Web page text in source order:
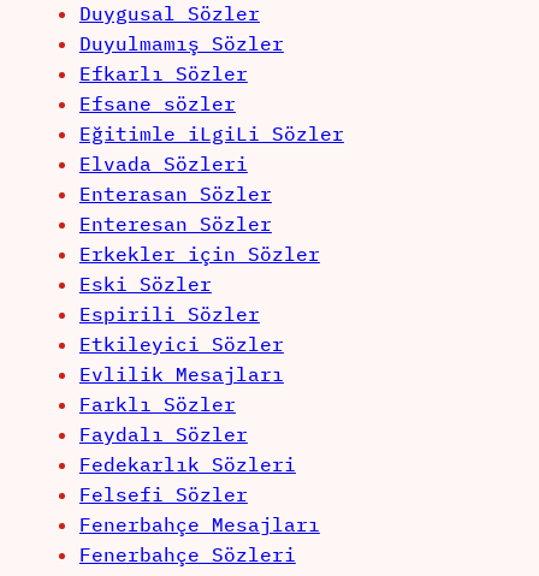
Duygusal Sözler
Duyulmamış Sözler
Efkarlı Sözler
Efsane sözler
Eğitimle iLgiLi Sözler
Elvada Sözleri
Enterasan Sözler
Enteresan Sözler
Erkekler için Sözler
Eski Sözler
Espirili Sözler
Etkileyici Sözler
Evlilik Mesajları
Farklı Sözler
Faydalı Sözler
Fedekarlık Sözleri
Felsefi Sözler
Fenerbahçe Mesajları
Fenerbahçe Sözleri